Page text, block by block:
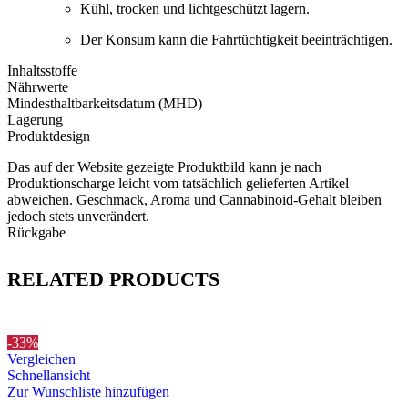
Kühl, trocken und lichtgeschützt lagern.
Der Konsum kann die Fahrtüchtigkeit beeinträchtigen.
Inhaltsstoffe
Nährwerte
Mindesthaltbarkeitsdatum (MHD)
Lagerung
Produktdesign
Das auf der Website gezeigte Produktbild kann je nach
Produktionscharge leicht vom tatsächlich gelieferten Artikel
abweichen. Geschmack, Aroma und Cannabinoid-Gehalt bleiben
jedoch stets unverändert.
Rückgabe
RELATED PRODUCTS
-33%
Vergleichen
Schnellansicht
Zur Wunschliste hinzufügen